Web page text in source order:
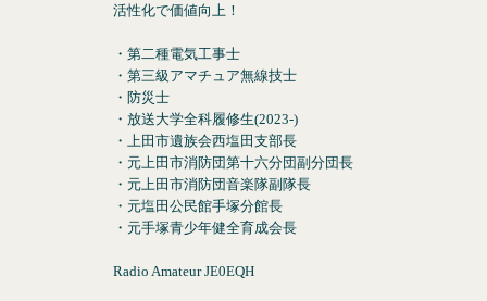
活性化で価値向上！
・第二種電気工事士
・第三級アマチュア無線技士
・防災士
・放送大学全科履修生(2023-)
・上田市遺族会西塩田支部長
・元上田市消防団第十六分団副分団長
・元上田市消防団音楽隊副隊長
・元塩田公民館手塚分館長
・元手塚青少年健全育成会長
Radio Amateur JE0EQH